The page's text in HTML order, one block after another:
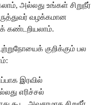
அல்லது உங்கள் சிறுநீர்
வழக்கமான
கண்டறியலாம்.
குறிக்கும் பல
இரவில்
எரிச்சல்